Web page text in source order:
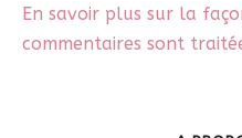
En savoir plus sur la
commentaires sont